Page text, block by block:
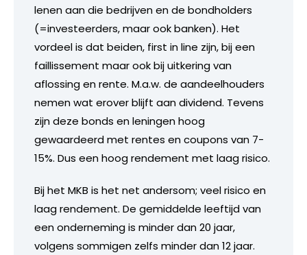
lenen aan die bedrijven en de bondholders
(=investeerders, maar ook banken). Het
vordeel is dat beiden, first in line zijn, bij een
faillissement maar ook bij uitkering van
aflossing en rente. M.a.w. de aandeelhouders
nemen wat erover blijft aan dividend. Tevens
zijn deze bonds en leningen hoog
gewaardeerd met rentes en coupons van 7-
15%. Dus een hoog rendement met laag risico.
Bij het MKB is het net andersom; veel risico en
laag rendement. De gemiddelde leeftijd van
een onderneming is minder dan 20 jaar,
volgens sommigen zelfs minder dan 12 jaar.